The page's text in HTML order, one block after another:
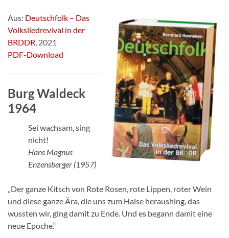
Aus: Deutschfolk – Das
Volksliedrevival in der
BRDDR, 2021
PDF-Download
Burg Waldeck
1964
Sei wachsam, sing
nicht!
Hans Magnus
Enzensberger (1957)
„Der ganze Kitsch von Rote Rosen, rote Lippen, roter Wein
und diese ganze Ära, die uns zum Halse heraushing, das
wussten wir, ging damit zu Ende. Und es begann damit eine
neue Epoche.“